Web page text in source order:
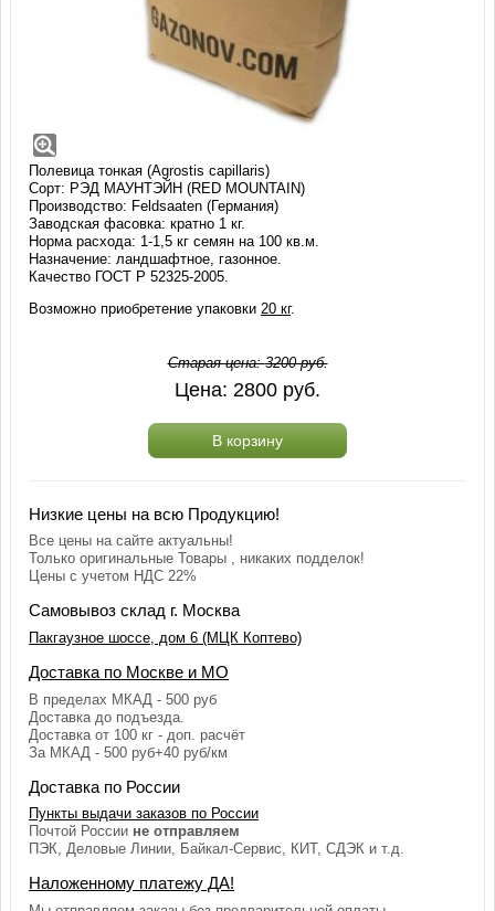
Полевица тонкая Рэд Маунтэйн (1 кг)
Многолетний, низкорослый, обладающий высокой
декоративностью сорт для создания узколистных изящных
газонов изумрудного цвета.
Полевица тонкая (Agrostis capillaris)
Сорт: РЭД МАУНТЭЙН (RED MOUNTAIN)
Производство: Feldsaaten (Германия)
Заводская фасовка: кратно 1 кг.
Норма расхода: 1-1,5 кг семян на 100 кв.м.
Назначение: ландшафтное, газонное.
Качество ГОСТ Р 52325-2005.
Возможно приобретение упаковки 20 кг.
Старая цена:3200руб.
Цена: 2800 руб.
В корзину
Низкие цены на всю Продукцию!
Все цены на сайте актуальны!
Только оригинальные Товары , никаких подделок!
Цены с учетом НДС 22%
Самовывоз склад г. Москва
Пакгаузное шоссе, дом 6 (МЦК Коптево)
Доставка по Москве и МО
В пределах МКАД - 500 руб
Доставка до подъезда.
Доставка от 100 кг - доп. расчёт
За МКАД - 500 руб+40 руб/км
Доставка по России
Пункты выдачи заказов по России
Почтой России не отправляем
ПЭК, Деловые Линии, Байкал-Сервис, КИТ, СДЭК и т.д.
Наложенному платежу ДА!